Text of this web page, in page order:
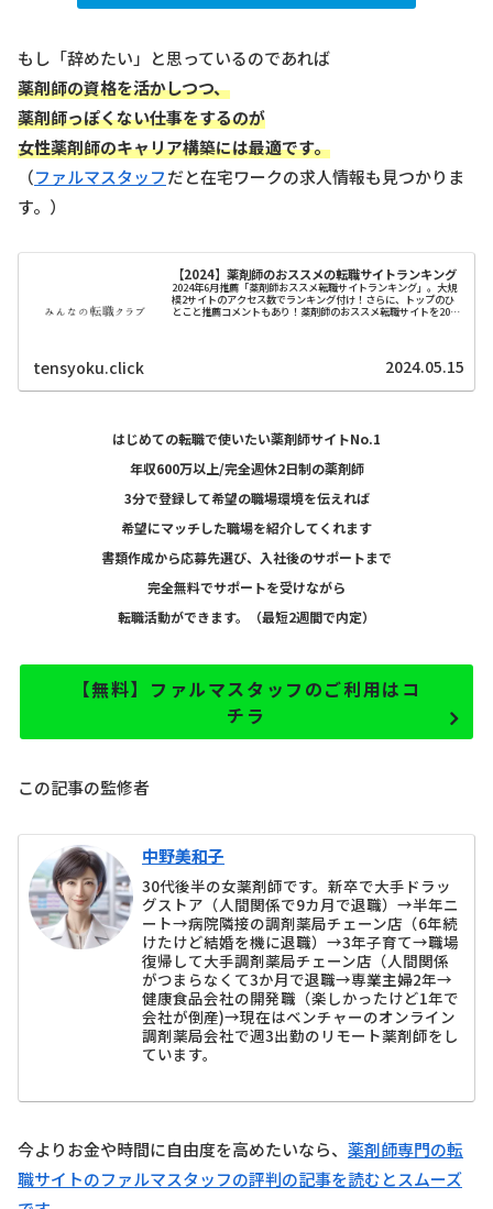
もし「辞めたい」と思っているのであれば
薬剤師の資格を活かしつつ、
薬剤師っぽくない仕事をするのが
女性薬剤師のキャリア構築には最適です。
（ファルマスタッフだと在宅ワークの求人情報も見つかりま
す。）
【2024】薬剤師のおススメの転職サイトランキング
2024年6月推薦「薬剤師おススメ転職サイトランキング」。大規
模2サイトのアクセス数でランキング付け！さらに、トップのひ
とこと推薦コメントもあり！薬剤師のおススメ転職サイトを2024
tensyoku.click 2024.05.15
はじめての転職で使いたい薬剤師サイトNo.1
年収600万以上/完全週休2日制の薬剤師
3分で登録して希望の職場環境を伝えれば
希望にマッチした職場を紹介してくれます
書類作成から応募先選び、入社後のサポートまで
完全無料でサポートを受けながら
転職活動ができます。（最短2週間で内定）
【無料】ファルマスタッフのご利用はコ
チラ
この記事の監修者
中野美和子
30代後半の女薬剤師です。新卒で大手ドラッ
グストア（人間関係で9カ月で退職）→半年ニ
ート→病院隣接の調剤薬局チェーン店（6年続
けたけど結婚を機に退職）→3年子育て→職場
復帰して大手調剤薬局チェーン店（人間関係
がつまらなくて3か月で退職→専業主婦2年→
健康食品会社の開発職（楽しかったけど1年で
会社が倒産)→現在はベンチャーのオンライン
調剤薬局会社で週3出勤のリモート薬剤師をし
ています。
今よりお金や時間に自由度を高めたいなら、 薬剤師専門の転
職サイトのファルマスタッフの評判の記事を読むとスムーズ